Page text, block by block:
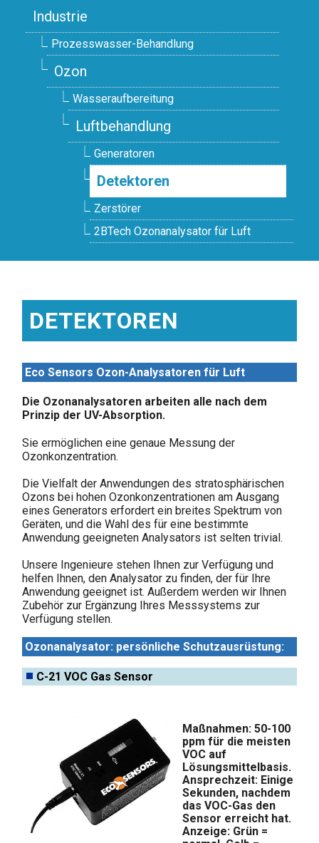
Industrie
Prozesswasser-Behandlung
Ozon
Wasseraufbereitung
Luftbehandlung
Generatoren
Detektoren
Zerstörer
2BTech Ozonanalysator für Luft
DETEKTOREN
Eco Sensors Ozon-Analysatoren für Luft
Die Ozonanalysatoren arbeiten alle nach dem
Prinzip der UV-Absorption.
Sie ermöglichen eine genaue Messung der
Ozonkonzentration.
Die Vielfalt der Anwendungen des stratosphärischen
Ozons bei hohen Ozonkonzentrationen am Ausgang
eines Generators erfordert ein breites Spektrum von
Geräten, und die Wahl des für eine bestimmte
Anwendung geeigneten Analysators ist selten trivial.
Unsere Ingenieure stehen Ihnen zur Verfügung und
helfen Ihnen, den Analysator zu finden, der für Ihre
Anwendung geeignet ist. Außerdem werden wir Ihnen
Zubehör zur Ergänzung Ihres Messsystems zur
Verfügung stellen.
Ozonanalysator: persönliche Schutzausrüstung:
C-21 VOC Gas Sensor
Maßnahmen: 50-100
ppm für die meisten
VOC auf
Lösungsmittelbasis.
Ansprechzeit: Einige
Sekunden, nachdem
das VOC-Gas den
Sensor erreicht hat.
Anzeige: Grün =